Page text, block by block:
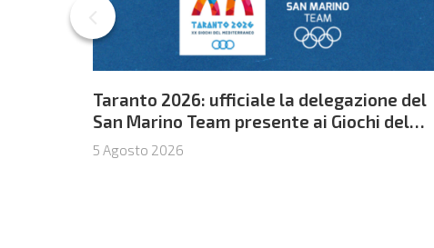
Taranto 2026: ufficiale la delegazione del
San Marino Team presente ai Giochi del
Mediterraneo
5 Agosto 2026